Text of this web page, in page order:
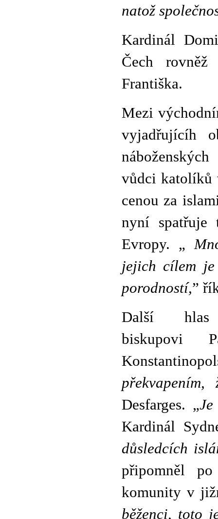
natož
Kardinál
Čech
Františka.
Mezi
vyjadřujícíh
vůdci katolíků
cenou za
nyní spatřuje
Evropy. „
jejich cílem je
porodností,”
Další hlas
biskupovi
Desfarges. „
Kardinál
důsledcích
připomněl
komunity v
běženci, toto